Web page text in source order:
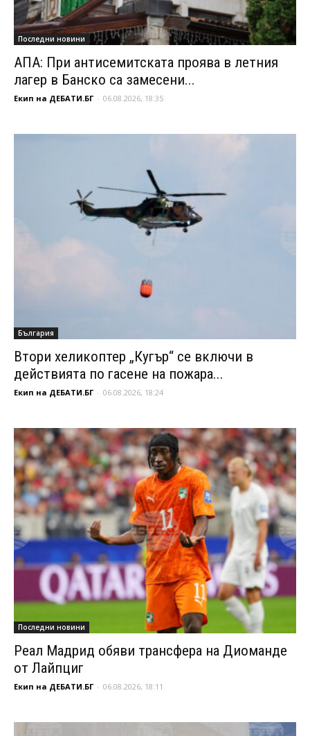
Последни новини
АПА: При антисемитската проява в летния
лагер в Банско са замесени...
Екип на ДЕБАТИ.БГ - 06.08.2026, 18:35
България
Втори хеликоптер „Кугър“ се включи в
действията по гасене на пожара...
Екип на ДЕБАТИ.БГ - 06.08.2026, 18:24
Последни новини
Реал Мадрид обяви трансфера на Диоманде
от Лайпциг
Екип на ДЕБАТИ.БГ - 06.08.2026, 18:11